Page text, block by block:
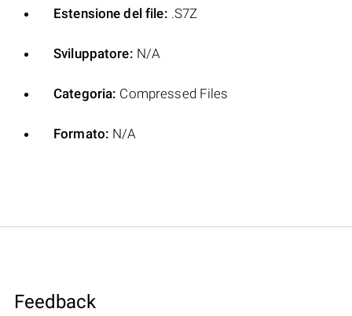
Estensione del file: .S7Z
Sviluppatore: N/A
Categoria: Compressed Files
Formato: N/A
Feedback